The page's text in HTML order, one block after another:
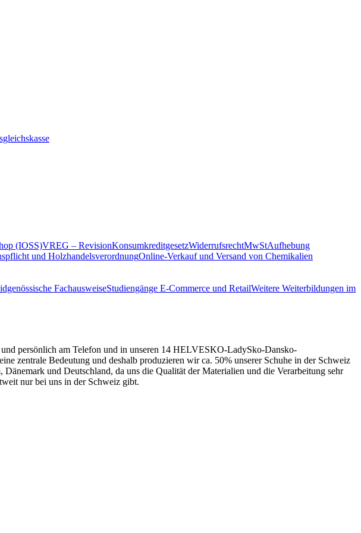
(IOSS)VREG – RevisionKonsumkreditgesetzWiderrufsrechtMwStAufhebung
und HolzhandelsverordnungOnline-Verkauf und Versand von Chemikalien
FachausweiseStudiengänge E-Commerce und RetailWeitere Weiterbildungen im
persönlich am Telefon und in unseren 14 HELVESKO-LadySko-Dansko-
zentrale Bedeutung und deshalb produzieren wir ca. 50% unserer Schuhe in der Schweiz
und Deutschland, da uns die Qualität der Materialien und die Verarbeitung sehr
nur bei uns in der Schweiz gibt.